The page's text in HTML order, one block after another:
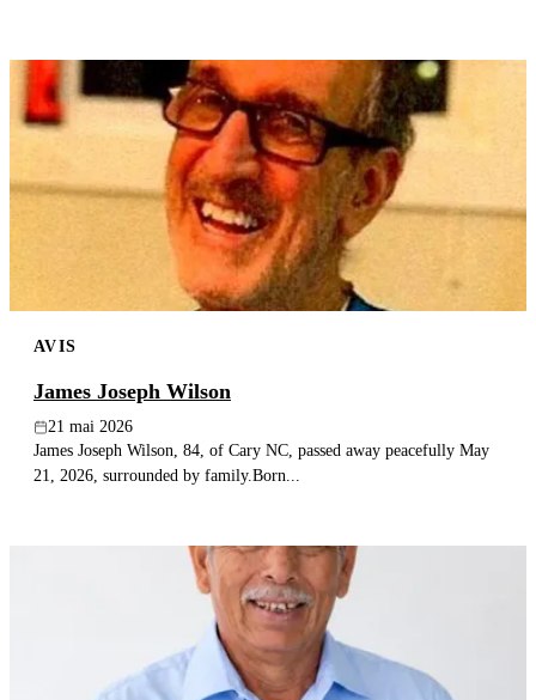
AVIS
James Joseph Wilson
21 mai 2026
James Joseph Wilson, 84, of Cary NC, passed away peacefully May
21, 2026, surrounded by family.Born...